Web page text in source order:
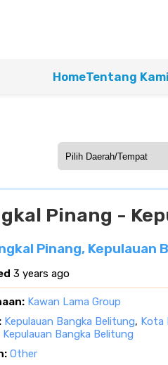
HomeTentang Kami
Pinang -
Pinang, Kepulauan
3 years ago
Kawan Lama Group
Kepulauan Bangka Belitung, Kota
Bangka Belitung
Other